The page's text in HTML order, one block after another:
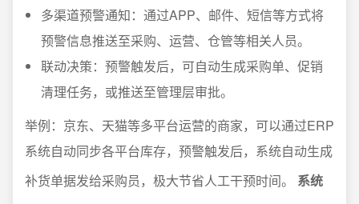
多渠道预警通知：通过APP、邮件、短信等方式将
预警信息推送至采购、运营、仓管等相关人员。
联动决策：预警触发后，可自动生成采购单、促销
清理任务，或推送至管理层审批。
举例：京东、天猫等多平台运营的商家，可以通过ERP
系统自动同步各平台库存，预警触发后，系统自动生成
补货单据发给采购员，极大节省人工干预时间。 系统